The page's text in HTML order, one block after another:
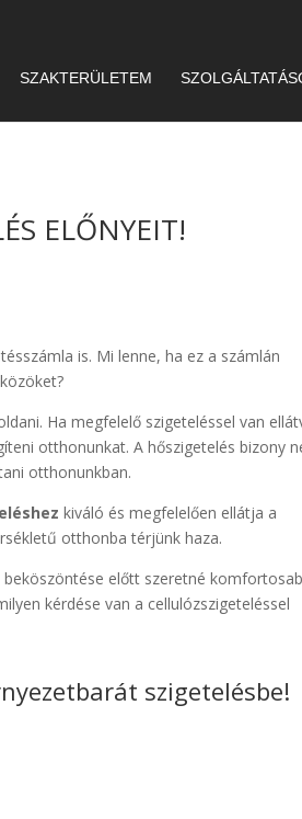
SZAKTERÜLETEM
ELŐNYEIT!
is. Mi lenne, ha ez a számlán
Ha megfelelő szigeteléssel van
otthonunkat. A hőszigetelés bizony
otthonunkban.
kiváló és megfelelően ellátja a
otthonba térjünk haza.
beköszöntése előtt szeretné
kérdése van a cellulózszigeteléssel
szigetelésbe!